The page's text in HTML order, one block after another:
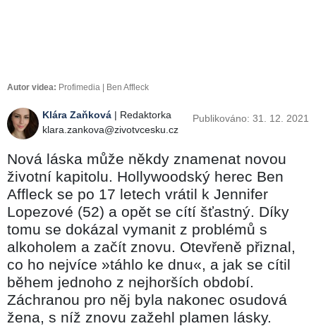
Autor videa: Profimedia | Ben Affleck
Klára Zaňková | Redaktorka
klara.zankova@zivotvcesku.cz
Publikováno: 31. 12. 2021
Nová láska může někdy znamenat novou
životní kapitolu. Hollywoodský herec Ben
Affleck se po 17 letech vrátil k Jennifer
Lopezové (52) a opět se cítí šťastný. Díky
tomu se dokázal vymanit z problémů s
alkoholem a začít znovu. Otevřeně přiznal,
co ho nejvíce »táhlo ke dnu«, a jak se cítil
během jednoho z nejhorších období.
Záchranou pro něj byla nakonec osudová
žena, s níž znovu zažehl plamen lásky.